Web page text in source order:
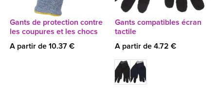
Gants de protection contre
les coupures et les chocs
A partir de 10.37 €
Gants compatibles écran
tactile
A partir de 4.72 €